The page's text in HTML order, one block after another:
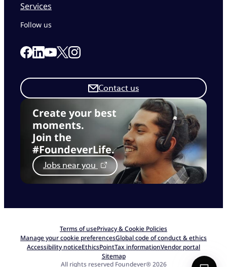
Services
Create your best
moments.
Join the
#FoundeverLife.
Jobs near you
Contact us
Follow us
Link to our Facebook page
Link to our Linkedin page
Link to our Youtube page
Link to our X page
Link to our Instagram page
Terms of usePrivacy & Cookie Policies
Manage your cookie preferencesGlobal code of conduct & ethics
Accessibility noticeEthicsPointTax informationVendor portal
Sitemap
All rights reserved Foundever® 2026